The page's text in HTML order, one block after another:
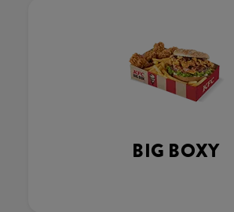
BIG BOXY